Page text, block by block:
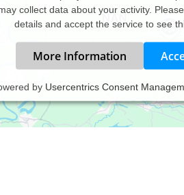
collect data about your activity.
details and accept the service to see
More Information
by Usercentrics Consent
für Körper, Geist und Seele.